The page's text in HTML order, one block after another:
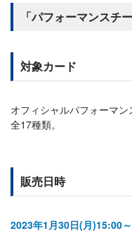
「パフォーマンスチ
対象カード
オフィシャルパフォーマン
全17種類。
販売日時
2023年1月30日(月)15:00